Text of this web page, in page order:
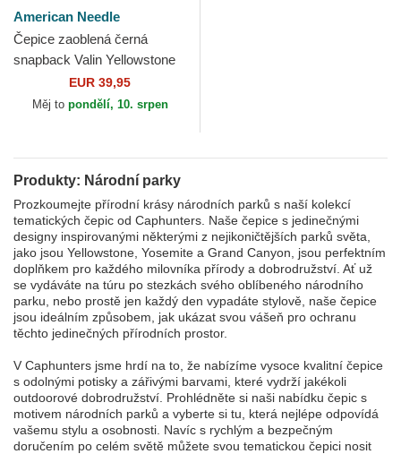
American Needle
Čepice zaoblená černá
snapback Valin Yellowstone
National Park American
Needle
EUR 39,95
Měj to pondělí, 10. srpen
Produkty: Národní parky
Prozkoumejte přírodní krásy národních parků s naší kolekcí
tematických čepic od Caphunters. Naše čepice s jedinečnými
designy inspirovanými některými z nejikoničtějších parků světa,
jako jsou Yellowstone, Yosemite a Grand Canyon, jsou perfektním
doplňkem pro každého milovníka přírody a dobrodružství. Ať už
se vydáváte na túru po stezkách svého oblíbeného národního
parku, nebo prostě jen každý den vypadáte stylově, naše čepice
jsou ideálním způsobem, jak ukázat svou vášeň pro ochranu
těchto jedinečných přírodních prostor.
V Caphunters jsme hrdí na to, že nabízíme vysoce kvalitní čepice
s odolnými potisky a zářivými barvami, které vydrží jakékoli
outdoorové dobrodružství. Prohlédněte si naši nabídku čepic s
motivem národních parků a vyberte si tu, která nejlépe odpovídá
vašemu stylu a osobnosti. Navíc s rychlým a bezpečným
doručením po celém světě můžete svou tematickou čepici nosit